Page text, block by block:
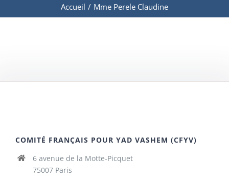
Accueil / Mme Perele Claudine
COMITÉ FRANÇAIS POUR YAD VASHEM (CFYV)
6 avenue de la Motte-Picquet
75007 Paris